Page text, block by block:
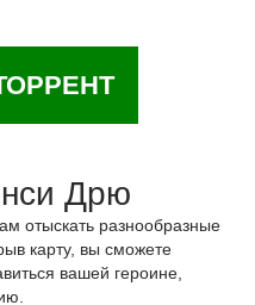
Дрю
отыскать разнообразные
карту, вы сможете
вашей героине,